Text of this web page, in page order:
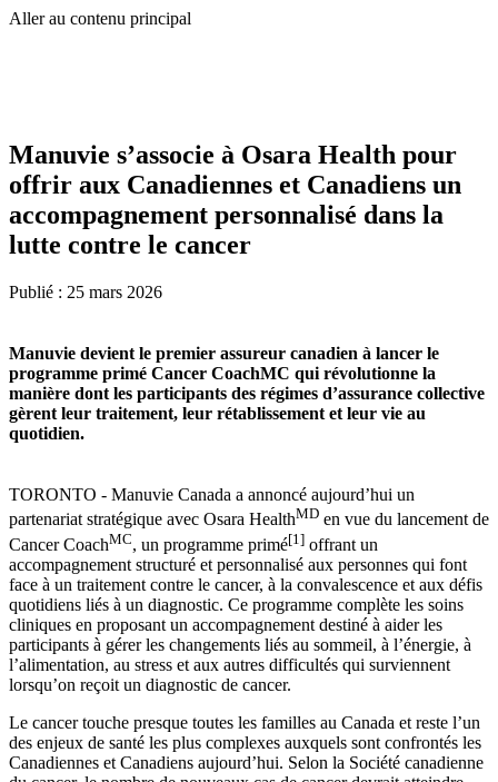
Aller au contenu principal
Manuvie s’associe à Osara Health pour
offrir aux Canadiennes et Canadiens un
accompagnement personnalisé dans la
lutte contre le cancer
Publié : 25 mars 2026
Manuvie devient le premier assureur canadien à lancer le
programme primé Cancer CoachMC qui révolutionne la
manière dont les participants des régimes d’assurance collective
gèrent leur traitement, leur rétablissement et leur vie au
quotidien.
TORONTO - Manuvie Canada a annoncé aujourd’hui un
partenariat stratégique avec Osara HealthMD en vue du lancement de
Cancer CoachMC, un programme primé[1] offrant un
accompagnement structuré et personnalisé aux personnes qui font
face à un traitement contre le cancer, à la convalescence et aux défis
quotidiens liés à un diagnostic. Ce programme complète les soins
cliniques en proposant un accompagnement destiné à aider les
participants à gérer les changements liés au sommeil, à l’énergie, à
l’alimentation, au stress et aux autres difficultés qui surviennent
lorsqu’on reçoit un diagnostic de cancer.
Le cancer touche presque toutes les familles au Canada et reste l’un
des enjeux de santé les plus complexes auxquels sont confrontés les
Canadiennes et Canadiens aujourd’hui. Selon la Société canadienne